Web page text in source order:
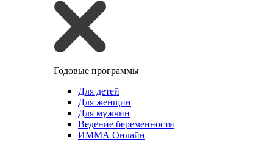
Годовые программы
Для детей
Для женщин
Для мужчин
Ведение беременности
ИММА Онлайн